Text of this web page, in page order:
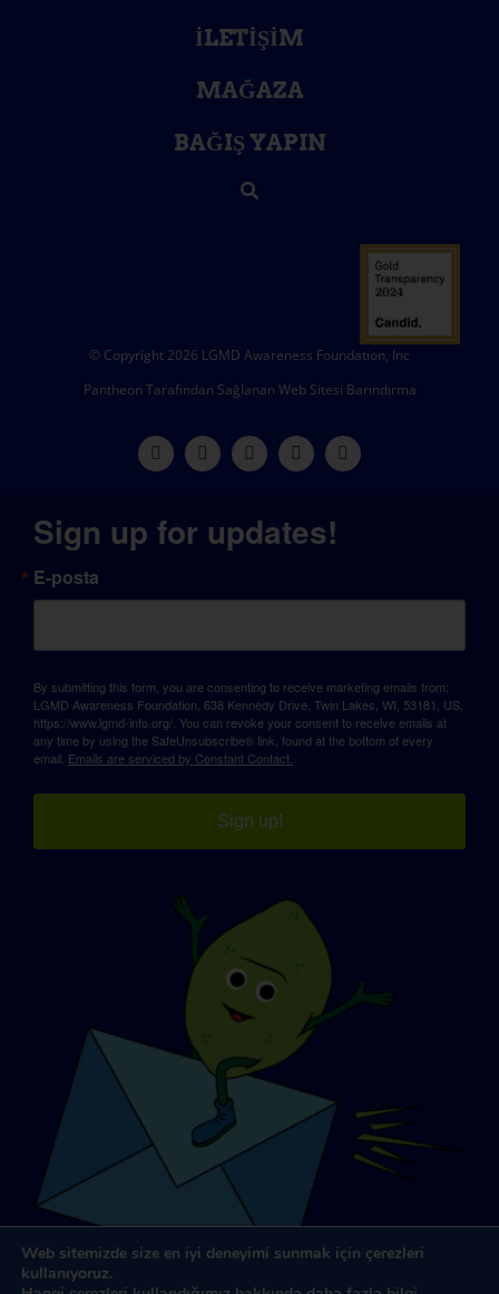
İLETIŞIM
MAĞAZA
BAĞIŞ YAPIN
© Copyright 2026 LGMD Awareness Foundation, Inc
Pantheon Tarafından Sağlanan Web Sitesi Barındırma
Sign up for updates!
E-posta
By submitting this form, you are consenting to receive marketing emails from:
LGMD Awareness Foundation, 638 Kennedy Drive, Twin Lakes, WI, 53181, US,
https://www.lgmd-info.org/. You can revoke your consent to receive emails at
any time by using the SafeUnsubscribe® link, found at the bottom of every
email. Emails are serviced by Constant Contact.
Sign up!
Web sitemizde size en iyi deneyimi sunmak için çerezleri
kullanıyoruz.